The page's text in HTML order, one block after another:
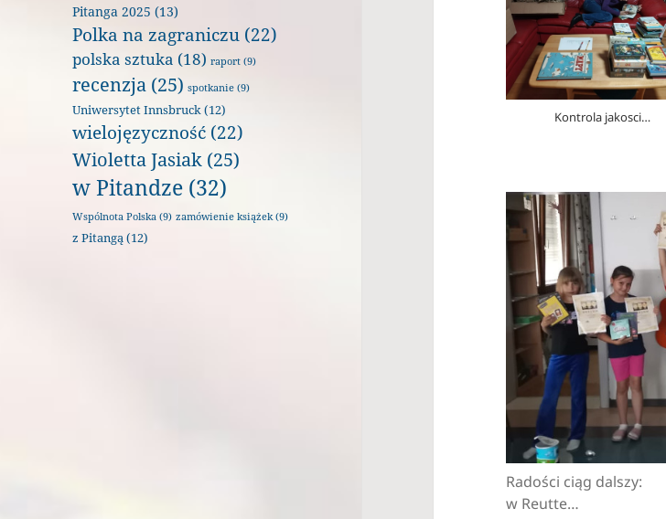
Pitanga 2025 (13)
Polka na zagraniczu (22)
polska sztuka (18) raport (9)
recenzja (25) spotkanie (9)
Uniwersytet Innsbruck(12)
wielojęzyczność (22)
Wioletta Jasiak (25)
w Pitandze (32)
Wspólnota Polska (9) zamówienie książek(9)
z Pitangą(12)
Kontrola jakosci…
Radości ciąg dalszy:
w Reutte…